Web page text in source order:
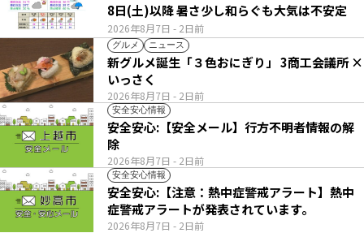
2026年8月7日 - 2日前
8日(土)以降 暑さ少し和らぐも大気は不安定
グルメ ニュース
2026年8月7日 - 2日前
新グルメ誕生「３色おにぎり」 3商工会議所 ×
いっさく
安全安心情報
2026年8月7日 - 2日前
安全安心:【安全メール】行方不明者情報の解
除
安全安心情報
2026年8月7日 - 2日前
安全安心:【注意：熱中症警戒アラート】熱中
症警戒アラートが発表されています。